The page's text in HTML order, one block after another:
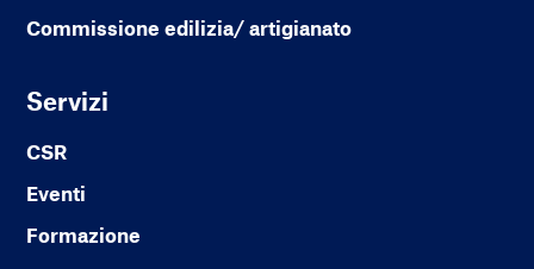
Commissione edilizia/ artigianato
Servizi
CSR
Eventi
Formazione